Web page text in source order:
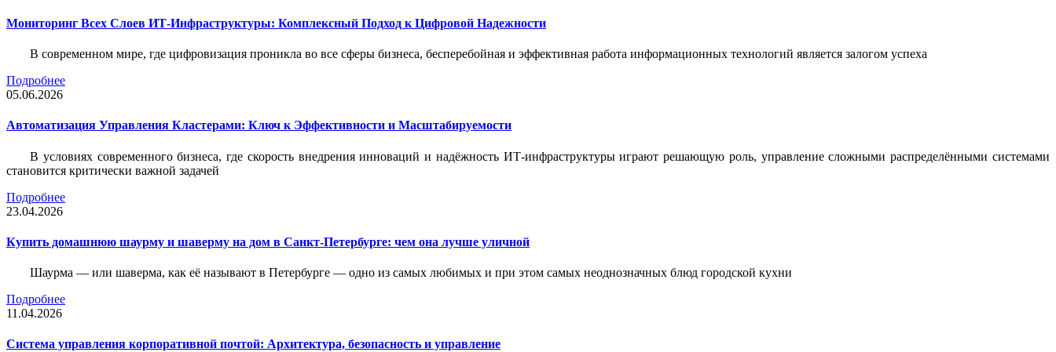
Мониторинг Всех Слоев ИТ-Инфраструктуры: Комплексный Подход к Цифровой Надежности
В современном мире, где цифровизация проникла во все сферы бизнеса, бесперебойная и эффективная работа информационных технологий является залогом успеха
Подробнее
05.06.2026
Автоматизация Управления Кластерами: Ключ к Эффективности и Масштабируемости
В условиях современного бизнеса, где скорость внедрения инноваций и надёжность ИТ-инфраструктуры играют решающую роль, управление сложными распределёнными системами
становится критически важной задачей
Подробнее
23.04.2026
Купить домашнюю шаурму и шаверму на дом в Санкт-Петербурге: чем она лучше уличной
Шаурма — или шаверма, как её называют в Петербурге — одно из самых любимых и при этом самых неоднозначных блюд городской кухни
Подробнее
11.04.2026
Система управления корпоративной почтой: Архитектура, безопасность и управление